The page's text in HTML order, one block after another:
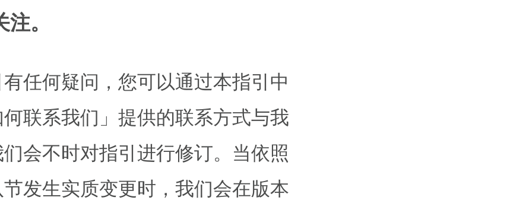
。
任何疑问，您可以通过本指引中
联系我们」提供的联系方式与我
会不时对指引进行修订。当依照
发生实质变更时，我们会在版本